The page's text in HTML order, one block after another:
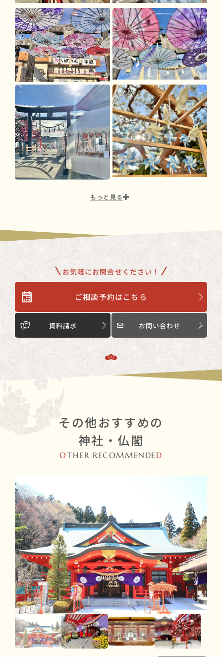
もっと見る
お気軽にお問合せください！
ご相談予約はこちら
資料請求 お問い合わせ
その他おすすめの
神社・仏閣
OTHER RECOMMENDE D